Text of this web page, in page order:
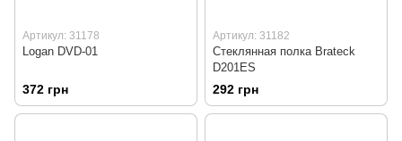
Артикул: 31178
Logan DVD-01
372 грн
Артикул: 31182
Стеклянная полка Brateck
D201ES
292 грн